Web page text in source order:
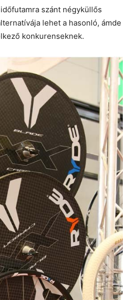
szánt négyküllős
lehet a hasonló, ámde
konkurenseknek.